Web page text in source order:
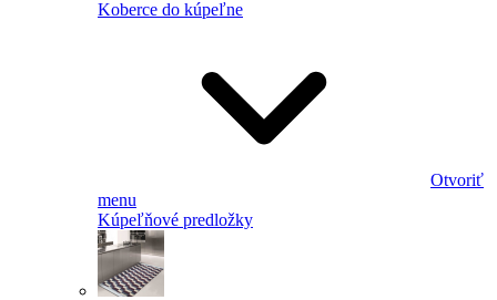
Koberce do kúpeľne
Otvoriť
menu
Kúpeľňové predložky